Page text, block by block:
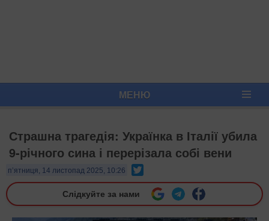
МЕНЮ
Страшна трагедія: Українка в Італії убила
9-річного сина і перерізала собі вени
п’ятниця, 14 листопад 2025, 10:26
Слідкуйте за нами